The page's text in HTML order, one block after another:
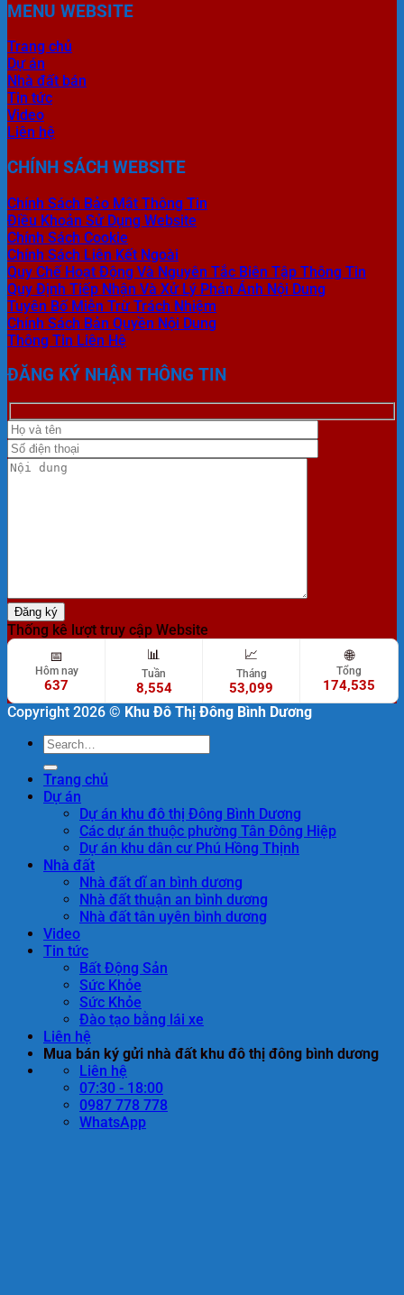
MENU WEBSITE
Trang chủ
Dự án
Nhà đất bán
Tin tức
Video
Liên hệ
CHÍNH SÁCH WEBSITE
Chính Sách Bảo Mật Thông Tin
Điều Khoản Sử Dụng Website
Chính Sách Cookie
Chính Sách Liên Kết Ngoài
Quy Chế Hoạt Động Và Nguyên Tắc Biên Tập Thông Tin
Quy Định Tiếp Nhận Và Xử Lý Phản Ánh Nội Dung
Tuyên Bố Miễn Trừ Trách Nhiệm
Chính Sách Bản Quyền Nội Dung
Thông Tin Liên Hệ
ĐĂNG KÝ NHẬN THÔNG TIN
Thống kê lượt truy cập Website
📅
Hôm nay
637
📊
Tuần
8,554
📈
Tháng
53,099
🌐
Tổng
174,535
Copyright 2026 © Khu Đô Thị Đông Bình Dương
Trang chủ
Dự án
Dự án khu đô thị Đông Bình Dương
Các dự án thuộc phường Tân Đông Hiệp
Dự án khu dân cư Phú Hồng Thịnh
Nhà đất
Nhà đất dĩ an bình dương
Nhà đất thuận an bình dương
Nhà đất tân uyên bình dương
Video
Tin tức
Bất Động Sản
Sức Khỏe
Sức Khỏe
Đào tạo bằng lái xe
Liên hệ
Mua bán ký gửi nhà đất khu đô thị đông bình dương
Liên hệ
07:30 - 18:00
0987 778 778
WhatsApp